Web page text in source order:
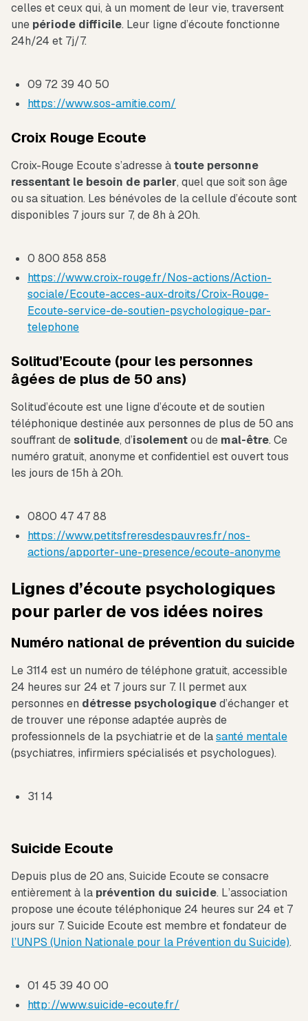
celles et ceux qui, à un moment de leur vie, traversent
une période difficile. Leur ligne d’écoute fonctionne
24h/24 et 7j/7.
09 72 39 40 50
https://www.sos-amitie.com/
Croix Rouge Ecoute
Croix-Rouge Ecoute s’adresse àtoute personne
ressentant le besoin de parler, quel que soit son âge
ou sa situation. Les bénévoles de la cellule d’écoute sont
disponibles 7 jours sur 7, de 8h à 20h.
0 800 858 858
https://www.croix-rouge.fr/Nos-actions/Action-
sociale/Ecoute-acces-aux-droits/Croix-Rouge-
Ecoute-service-de-soutien-psychologique-par-
telephone
Solitud’Ecoute (pour les personnes
âgées de plus de 50 ans)
Solitud’écoute est une ligne d’écoute et de soutien
téléphonique destinée aux personnes de plus de 50 ans
souffrant desolitude, d’isolementou de mal-être. Ce
numéro gratuit, anonyme et confidentiel est ouvert tous
les jours de 15h à 20h.
0800 47 47 88
https://www.petitsfreresdespauvres.fr/nos-
actions/apporter-une-presence/ecoute-anonyme
Lignes d’écoute psychologiques
pour parler de vos idées noires
Numéro national de prévention du suicide
Le 3114 est un numéro de téléphone gratuit, accessible
24 heures sur 24 et 7 jours sur 7. Il permet aux
personnes en détresse psychologiqued’échanger et
de trouver une réponse adaptée auprès de
professionnels de la psychiatrie et de lasanté mentale
(psychiatres, infirmiers spécialisés et psychologues).
31 14
Suicide Ecoute
Depuis plus de 20 ans, Suicide Ecoute se consacre
entièrement à la prévention du suicide. L’association
propose une écoute téléphonique 24 heures sur 24 et 7
jours sur 7. Suicide Ecoute est membre et fondateur de
l’UNPS (Union Nationale pour la Prévention du Suicide).
01 45 39 40 00
http://www.suicide-ecoute.fr/